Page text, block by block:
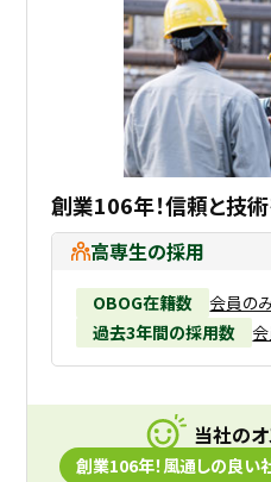
創業106年！信頼と技
高専生の採用
OBOG在籍数
会員の
過去3年間の採用数
当社の
創業106年！風通しの良い